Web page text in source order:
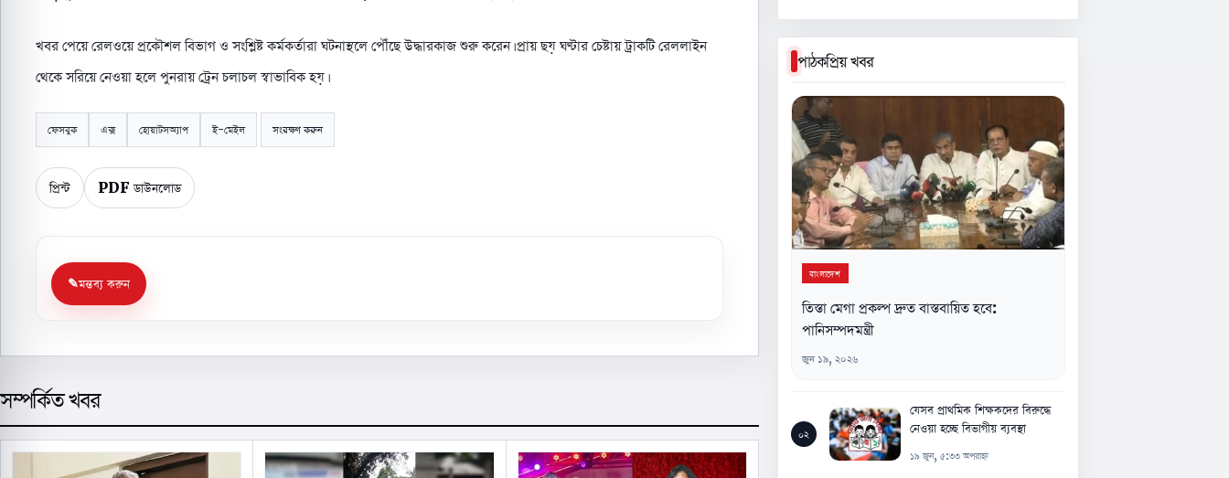
খবর পেয়ে রেলওয়ে প্রকৌশল বিভাগ ও সংশ্লিষ্ট কর্মকর্তারা ঘটনাস্থলে পৌঁছে উদ্ধারকাজ শুরু করেন। প্রায় ছয় ঘণ্টার চেষ্টায় ট্রাকটি রেললাইন
থেকে সরিয়ে নেওয়া হলে পুনরায় ট্রেন চলাচল স্বাভাবিক হয়।
ফেসবুক এক্স হোয়াটসঅ্যাপ ই-মেইল সংরক্ষণ করুন
প্রিন্ট PDF ডাউনলোড
মন্তব্য করুন
সম্পর্কিত খবর
পাঠকপ্রিয় খবর
বাংলাদেশ
তিস্তা মেগা প্রকল্প দ্রুত বাস্তবায়িত হবে:
পানিসম্পদমন্ত্রী
জুন ১৯, ২০২৬
০২
যেসব প্রাথমিক শিক্ষকদের বিরুদ্ধে
নেওয়া হচ্ছে বিভাগীয় ব্যবস্থা
১৯ জুন, ৫:৩৩ অপরাহ্ন